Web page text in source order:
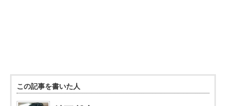
この記事を書いた人